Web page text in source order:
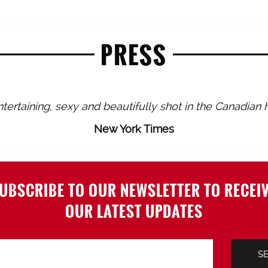
PRESS
sexy and beautifully shot in the Canadian
New York Times
TO OUR NEWSLETTER TO
OUR LATEST UPDATES